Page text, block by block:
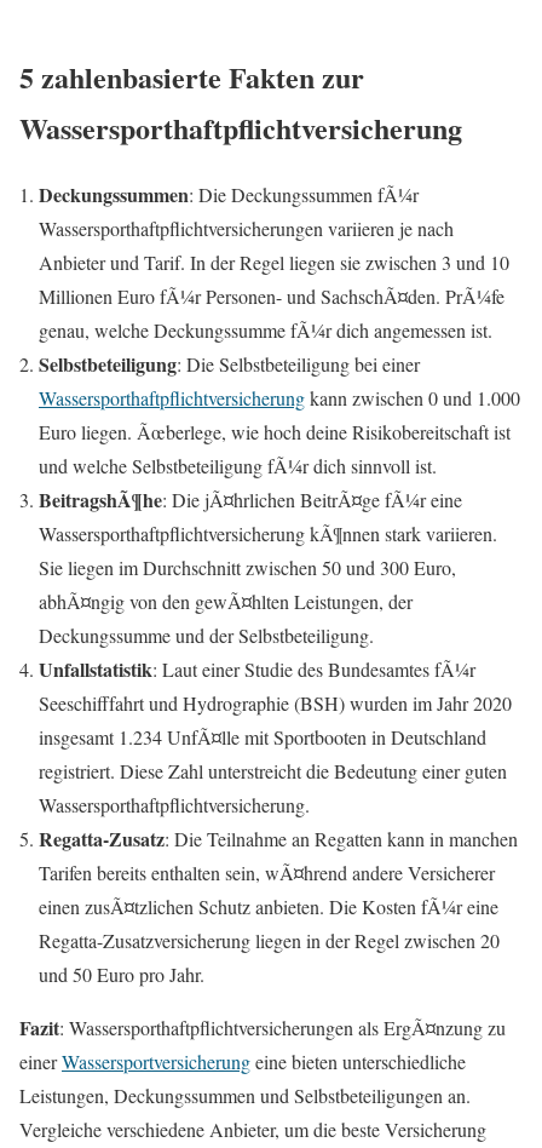
5 zahlenbasierte Fakten zur
Wassersporthaftpflichtversicherung
Deckungssummen: Die Deckungssummen fÃ¼r
Wassersporthaftpflichtversicherungen variieren je nach
Anbieter und Tarif. In der Regel liegen sie zwischen 3 und 10
Millionen Euro fÃ¼r Personen- und SachschÃ¤den. PrÃ¼fe
genau, welche Deckungssumme fÃ¼r dich angemessen ist.
Selbstbeteiligung: Die Selbstbeteiligung bei einer
Wassersporthaftpflichtversicherungkann zwischen 0 und 1.000
Euro liegen. Ãœberlege, wie hoch deine Risikobereitschaft ist
und welche Selbstbeteiligung fÃ¼r dich sinnvoll ist.
BeitragshÃ¶he: Die jÃ¤hrlichen BeitrÃ¤ge fÃ¼r eine
Wassersporthaftpflichtversicherung kÃ¶nnen stark variieren.
Sie liegen im Durchschnitt zwischen 50 und 300 Euro,
abhÃ¤ngig von den gewÃ¤hlten Leistungen, der
Deckungssumme und der Selbstbeteiligung.
Unfallstatistik: Laut einer Studie des Bundesamtes fÃ¼r
Seeschifffahrt und Hydrographie (BSH) wurden im Jahr 2020
insgesamt 1.234 UnfÃ¤lle mit Sportbooten in Deutschland
registriert. Diese Zahl unterstreicht die Bedeutung einer guten
Wassersporthaftpflichtversicherung.
Regatta-Zusatz: Die Teilnahme an Regatten kann in manchen
Tarifen bereits enthalten sein, wÃ¤hrend andere Versicherer
einen zusÃ¤tzlichen Schutz anbieten. Die Kosten fÃ¼r eine
Regatta-Zusatzversicherung liegen in der Regel zwischen 20
und 50 Euro pro Jahr.
Fazit: Wassersporthaftpflichtversicherungen als ErgÃ¤nzung zu
einerWassersportversicherungeine bieten unterschiedliche
Leistungen, Deckungssummen und Selbstbeteiligungen an.
Vergleiche verschiedene Anbieter, um die beste Versicherung